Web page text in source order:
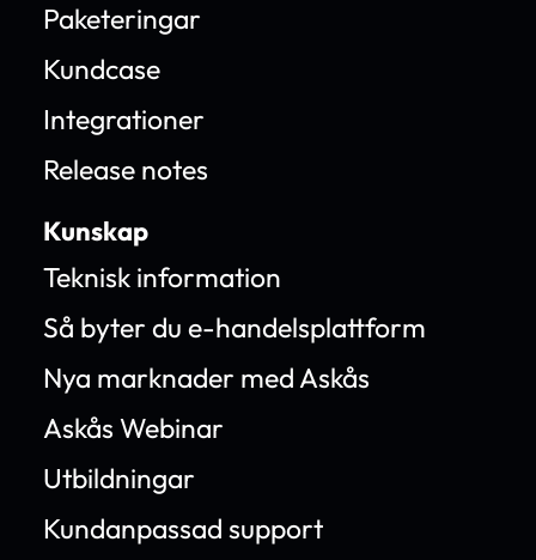
Paketeringar
Kundcase
Integrationer
Release notes
Kunskap
Teknisk information
Så byter du e-handelsplattform
Nya marknader med Askås
Askås Webinar
Utbildningar
Kundanpassad support